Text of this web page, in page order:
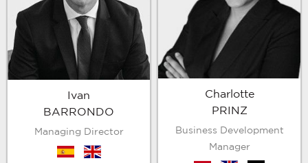
Ivan
BARRONDO
Managing Director
es en
Charlotte
PRINZ
Business Development
Manager